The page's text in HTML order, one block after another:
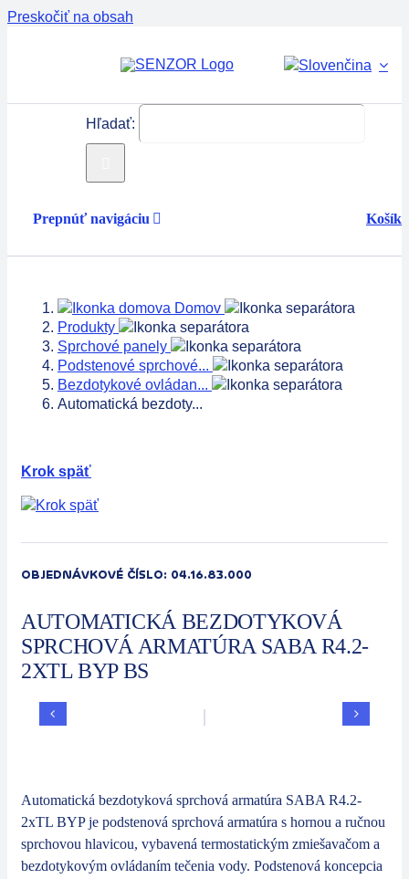
Preskočiť na obsah
Hľadať:
Prepnúť navigáciu
Servis
Technológie
Sektory
Kontakt
Košík
Domov
Produkty
Sprchové panely
Podstenové sprchové...
Bezdotykové ovládan...
Automatická bezdoty...
Krok späť
OBJEDNÁVKOVÉ ČÍSLO: 04.16.83.000
AUTOMATICKÁ BEZDOTYKOVÁ
SPRCHOVÁ ARMATÚRA SABA R4.2-
2XTL BYP BS
Automatická bezdotyková sprchová armatúra SABA R4.2-
2xTL BYP je podstenová sprchová armatúra s hornou a ručnou
sprchovou hlavicou, vybavená termostatickým zmiešavačom a
bezdotykovým ovládaním tečenia vody. Podstenová koncepcia